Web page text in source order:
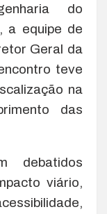
do
a equipe de
Geral da
teve
na
das
debatidos
viário,